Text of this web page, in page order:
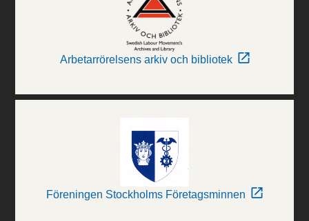
Arbetarrörelsens arkiv och bibliotek
Föreningen Stockholms Företagsminnen